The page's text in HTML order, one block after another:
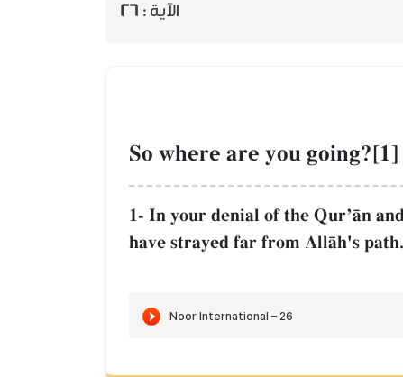
الآية : 26
So where are you going?[1]
1- In your denial of the QurÕŒn
have strayed far from AllŒh's